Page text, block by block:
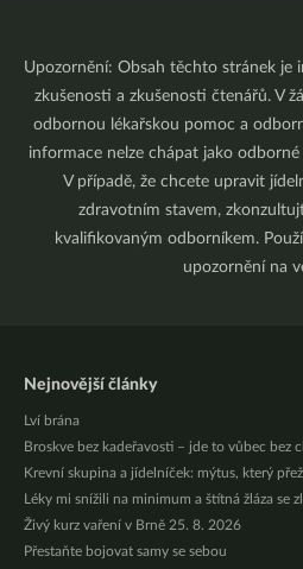
Upozornění: Obsah těchto stránek je
zkušenosti a zkušenosti čtenářů. V
odbornou lékařskou pomoc a
informace nelze chápat jako
V případě, že chcete upravit
zdravotním stavem,
kvalifikovaným odborníkem.
upozornění na
Nejnovější články
Lví brána
Broskve bez kadeřavosti – jde to vůbec bez
Krevní skupina a jídelníček: mýtus, který
Léky mi snížili na minimum a štítná žláza se
Živý kurz vaření v Brně 25. 8. 2026
Přestaňte bojovat samy se sebou